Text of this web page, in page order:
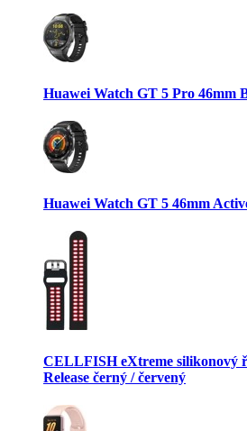
Huawei Watch GT 5 Pro 46mm
Huawei Watch GT 5 46mm
CELLFISH eXtreme silikonový
Release černý / červený